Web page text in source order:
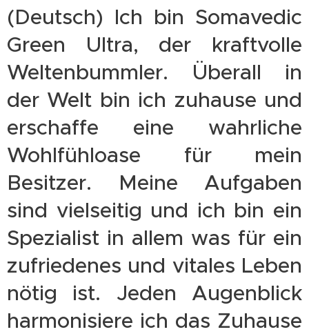
(Deutsch) Ich bin Somavedic
Green Ultra, der kraftvolle
Weltenbummler. Überall in
der Welt bin ich zuhause und
erschaffe eine wahrliche
Wohlfühloase für mein
Besitzer. Meine Aufgaben
sind vielseitig und ich bin ein
Spezialist in allem was für ein
zufriedenes und vitales Leben
nötig ist. Jeden Augenblick
harmonisiere ich das Zuhause